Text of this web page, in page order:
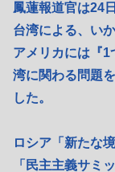
鳳蓮報道官は24
台湾による、い
アメリカには『1
湾に関わる問題
した。
ロシア「新たな
「民主主義サミ